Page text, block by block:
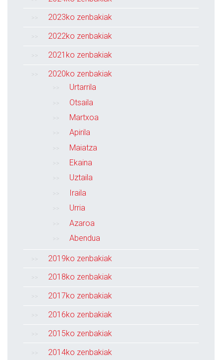
2023ko zenbakiak
2022ko zenbakiak
2021ko zenbakiak
2020ko zenbakiak
Urtarrila
Otsaila
Martxoa
Apirila
Maiatza
Ekaina
Uztaila
Iraila
Urria
Azaroa
Abendua
2019ko zenbakiak
2018ko zenbakiak
2017ko zenbakiak
2016ko zenbakiak
2015ko zenbakiak
2014ko zenbakiak